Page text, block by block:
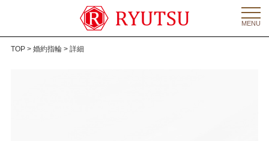
MENU
TOP> 婚約指輪> 詳細